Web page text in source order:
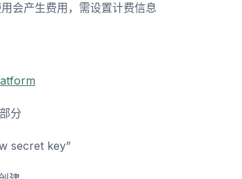
会产生费用，需设置计费信息
分
secret key”